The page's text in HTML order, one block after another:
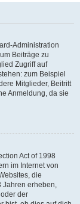
Administration
Beiträge zu
Zugriff auf
zum Beispiel
Mitglieder, Beitritt
Anmeldung, da sie
Act of 1998
im Internet von
die
Jahren erheben,
der